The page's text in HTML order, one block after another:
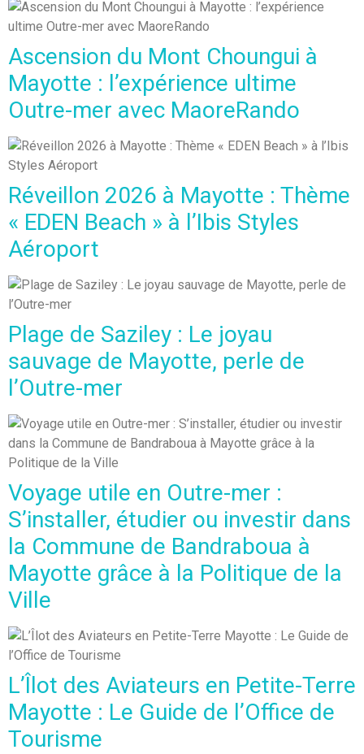
Ascension du Mont Choungui à
Mayotte : l’expérience ultime
Outre-mer avec MaoreRando
Réveillon 2026 à Mayotte : Thème
« EDEN Beach » à l’Ibis Styles
Aéroport
Plage de Saziley : Le joyau
sauvage de Mayotte, perle de
l’Outre-mer
Voyage utile en Outre-mer :
S’installer, étudier ou investir dans
la Commune de Bandraboua à
Mayotte grâce à la Politique de la
Ville
L’Îlot des Aviateurs en Petite-Terre
Mayotte : Le Guide de l’Office de
Tourisme